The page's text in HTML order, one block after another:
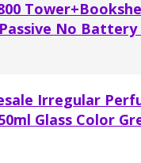
No Battery
Irregular
Glass Color